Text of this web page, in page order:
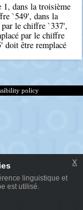
1, dans la troisième
`549', dans la
le chiffre `337',
par le chiffre
doit être remplacé
policy
linguistique et
est utilisé.
x